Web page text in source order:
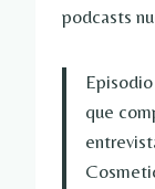
podcasts
que